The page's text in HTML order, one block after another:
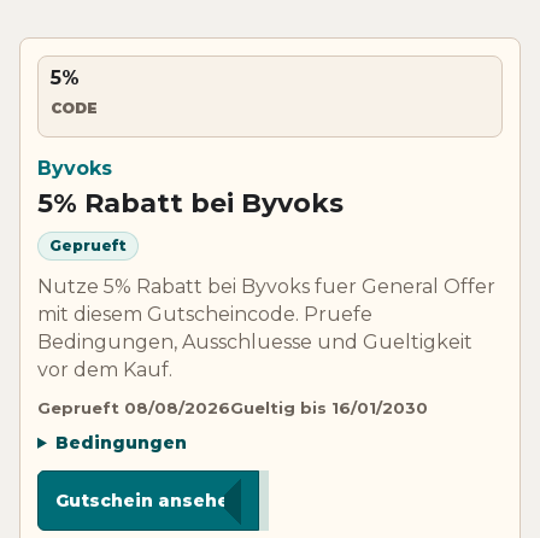
5%
CODE
Byvoks
5% Rabatt bei Byvoks
Geprueft
Nutze 5% Rabatt bei Byvoks fuer General Offer
mit diesem Gutscheincode. Pruefe
Bedingungen, Ausschluesse und Gueltigkeit
vor dem Kauf.
Geprueft 08/08/2026Gueltig bis 16/01/2030
Bedingungen
Gutschein ansehen